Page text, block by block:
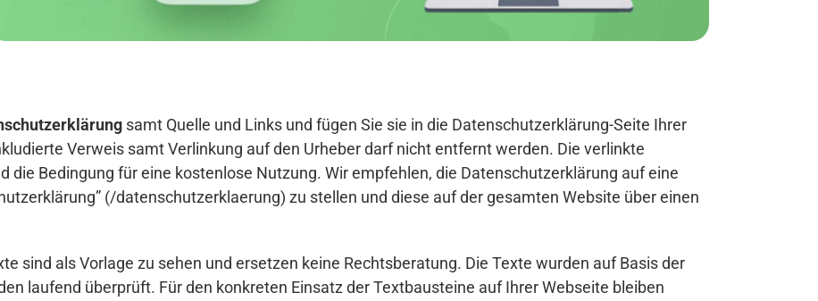
samt Quelle und Links und fügen Sie sie in die Datenschutzerklärung-Seite Ihrer
Verweis samt Verlinkung auf den Urheber darf nicht entfernt werden. Die verlinkte
die Bedingung für eine kostenlose Nutzung. Wir empfehlen, die Datenschutzerklärung auf eine
(/datenschutzerklaerung) zu stellen und diese auf der gesamten Website über einen
sind als Vorlage zu sehen und ersetzen keine Rechtsberatung. Die Texte wurden auf Basis der
laufend überprüft. Für den konkreten Einsatz der Textbausteine auf Ihrer Webseite bleiben